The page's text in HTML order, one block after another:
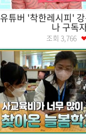
유튜버 '착한레시피'
나 구독
조회 3,766